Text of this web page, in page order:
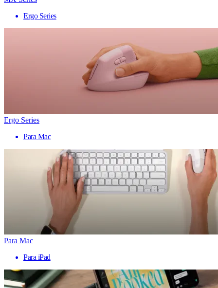
Ergo Series
Ergo Series
Para Mac
Para Mac
Para iPad